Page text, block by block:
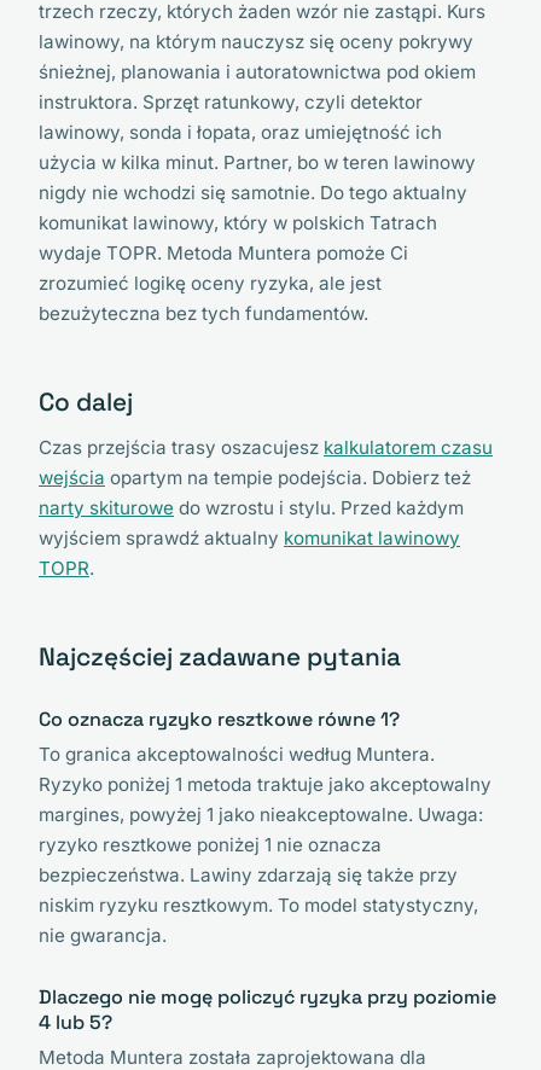
trzech rzeczy, których żaden wzór nie zastąpi. Kurs
lawinowy, na którym nauczysz się oceny pokrywy
śnieżnej, planowania i autoratownictwa pod okiem
instruktora. Sprzęt ratunkowy, czyli detektor
lawinowy, sonda i łopata, oraz umiejętność ich
użycia w kilka minut. Partner, bo w teren lawinowy
nigdy nie wchodzi się samotnie. Do tego aktualny
komunikat lawinowy, który w polskich Tatrach
wydaje TOPR. Metoda Muntera pomoże Ci
zrozumieć logikę oceny ryzyka, ale jest
bezużyteczna bez tych fundamentów.
Co dalej
Czas przejścia trasy oszacujesz kalkulatorem czasu
wejścia opartym na tempie podejścia. Dobierz też
narty skiturowe do wzrostu i stylu. Przed każdym
wyjściem sprawdź aktualny komunikat lawinowy
TOPR.
Najczęściej zadawane pytania
Co oznacza ryzyko resztkowe równe 1?
To granica akceptowalności według Muntera.
Ryzyko poniżej 1 metoda traktuje jako akceptowalny
margines, powyżej 1 jako nieakceptowalne. Uwaga:
ryzyko resztkowe poniżej 1 nie oznacza
bezpieczeństwa. Lawiny zdarzają się także przy
niskim ryzyku resztkowym. To model statystyczny,
nie gwarancja.
Dlaczego nie mogę policzyć ryzyka przy poziomie
4 lub 5?
Metoda Muntera została zaprojektowana dla